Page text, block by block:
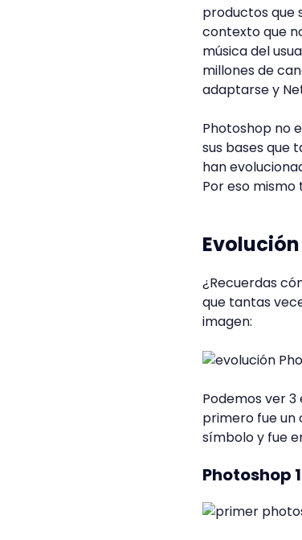
productos que
contexto que
música del
millones de
adaptarse y
Photoshop no
sus bases que
han
Por eso
¿Recuerdas
que tantas
imagen:
Podemos ver
primero fue un
símbolo y fue
Photoshop